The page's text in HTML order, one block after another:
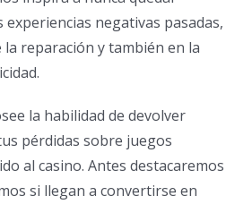
negativas pasadas,
reparación y también en la
la habilidad de devolver
pérdidas sobre juegos
al casino. Antes destacaremos
si llegan a convertirse en